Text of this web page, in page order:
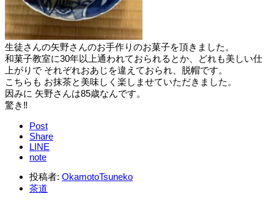
生徒さんの矢野さんのお手作りのお菓子を頂きました。
和菓子教室に30年以上通われておられるとか、どれも美しい仕
上がりで それぞれおあじを違えておられ、脱帽です。
こちらも お抹茶と美味しく楽しませていただきました。
因みに 矢野さんは85歳なんです。
驚き‼️
Post
Share
LINE
note
投稿者: OkamotoTsuneko
茶道